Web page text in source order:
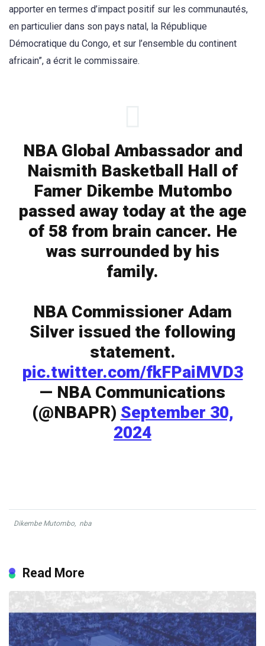
apporter en termes d’impact positif sur les communautés,
en particulier dans son pays natal, la République
Démocratique du Congo, et sur l’ensemble du continent
africain”, a écrit le commissaire.
NBA Global Ambassador and
Naismith Basketball Hall of
Famer Dikembe Mutombo
passed away today at the age
of 58 from brain cancer. He
was surrounded by his
family.
NBA Commissioner Adam
Silver issued the following
statement.
pic.twitter.com/fkFPaiMVD3
— NBA Communications
(@NBAPR) September 30,
2024
Dikembe Mutombo, nba
Read More